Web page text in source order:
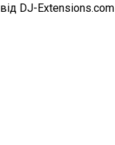
від DJ-Extensions.com